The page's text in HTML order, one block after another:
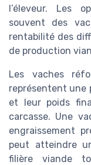
l’éleveur. Les
souvent des
rentabilité des
de production
Les vaches
représentent une
et leur poids
carcasse. Une
engraissement
peut atteindre
filière viande